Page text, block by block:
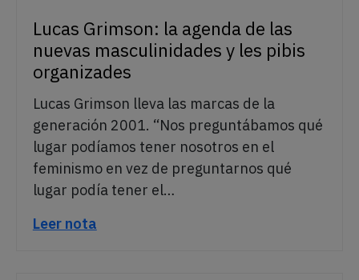
Lucas Grimson: la agenda de las
nuevas masculinidades y les pibis
organizades
Lucas Grimson lleva las marcas de la
generación 2001. “Nos preguntábamos qué
lugar podíamos tener nosotros en el
feminismo en vez de preguntarnos qué
lugar podía tener el…
Leer nota